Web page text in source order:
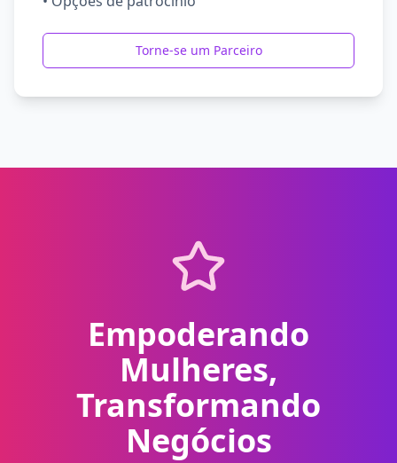
Torne-se um Parceiro
Empoderando
Mulheres,
Transformando
Negócios